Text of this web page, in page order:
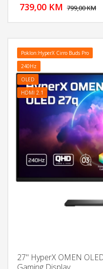
739,00 KM 799,00 KM
Poklon:HyperX Cirro Buds Pro
240Hz
OLED
HDMI 2.1
27" HyperX OMEN